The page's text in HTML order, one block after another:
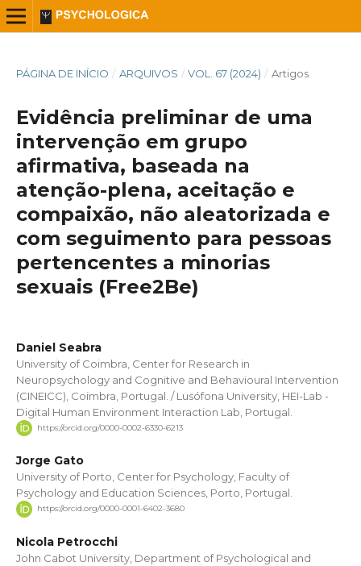
PÁGINA DE INÍCIO / ARQUIVOS / VOL. 67 (2024) / Artigos
Evidência preliminar de uma
intervenção em grupo
afirmativa, baseada na
atenção-plena, aceitação e
compaixão, não aleatorizada e
com seguimento para pessoas
pertencentes a minorias
sexuais (Free2Be)
Daniel Seabra
University of Coimbra, Center for Research in
Neuropsychology and Cognitive and Behavioural Intervention
(CINEICC), Coimbra, Portugal. / Lusófona University, HEI-Lab -
Digital Human Environment Interaction Lab, Portugal.
https://orcid.org/0000-0002-6330-6213
Jorge Gato
University of Porto, Center for Psychology, Faculty of
Psychology and Education Sciences, Porto, Portugal.
https://orcid.org/0000-0001-6402-3680
Nicola Petrocchi
John Cabot University, Department of Psychological and